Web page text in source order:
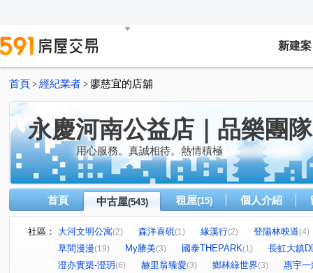
新建案
首頁 > 經紀業者 > 廖慈宜的店舖
永慶河南公益店｜品樂團隊
用心服務。真誠相待。熱情積極
首頁 中古屋(543) 租屋(15) 個人介紹
社區： 大河文明公寓(2) 森洋喜硯(1) 緣溪行(2) 登陽林映道(4)
草間漫漫(19) My勝美(3) 國泰THEPARK(1)
長虹大鎮D
澄亦實築-澄玥(6) 赫里翁臻愛(3) 鄉林綠世界(3)
惠宇一